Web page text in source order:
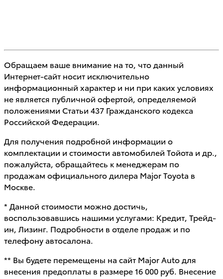
Обращаем ваше внимание на то, что данный
Интернет-сайт носит исключительно
информационный характер и ни при каких условиях
не является публичной офертой, определяемой
положениями Статьи 437 Гражданского кодекса
Российской Федерации.
Для получения подробной информации о
комплектации и стоимости автомобилей Тойота и др.,
пожалуйста, обращайтесь к менеджерам по
продажам официального дилера Major Toyota в
Москве.
* Данной стоимости можно достичь,
воспользовавшись нашими услугами: Кредит, Трейд-
ин, Лизинг. Подробности в отделе продаж и по
телефону автосалона.
** Вы будете перемещены на сайт Major Auto для
внесения предоплаты в размере 16 000 руб. Внесение